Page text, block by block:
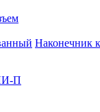
Наконечник
П